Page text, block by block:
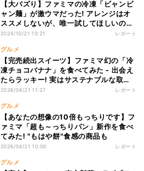
【大バズり】ファミマの冷凍「ビャンビ
ャン麺」が激ウマだった! アレンジはオ
ススメしないが、唯一試してほしいの
が……
2024/10/21 10:21 レポート
グルメ
【完売続出スイーツ】ファミマ幻の「冷
凍チョコバナナ」を食べてみた - 出会え
たらラッキー! 実はサステナブルな取り
組み
2026/04/21 11:27 レポート
グルメ
【あなたの想像の10倍もっちりです】フ
ァミマ「超も～っちりパン」新作を食べ
てみた! "もはや餅"食感の商品も
2026/04/21 10:00 レポート
グルメ